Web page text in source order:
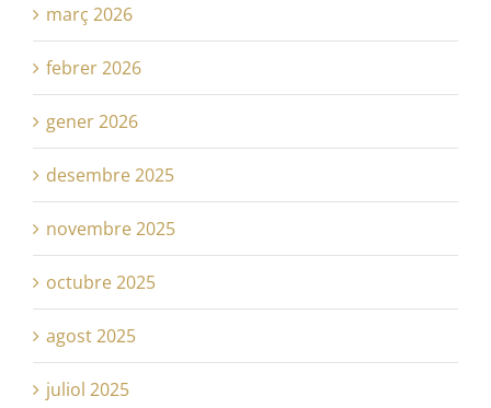
març 2026
febrer 2026
gener 2026
desembre 2025
novembre 2025
octubre 2025
agost 2025
juliol 2025